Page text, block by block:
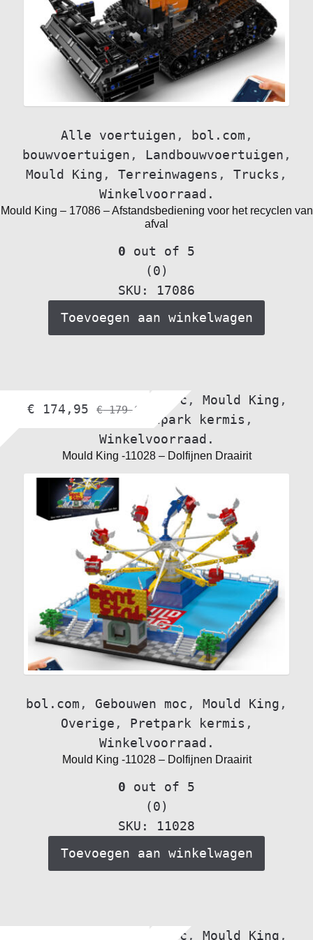
Alle voertuigen , bol.com ,
bouwvoertuigen , Landbouwvoertuigen ,
Mould King , Terreinwagens , Trucks ,
Winkelvoorraad.
Mould King – 17086 – Afstandsbediening voor het recyclen van
afval
0 out of 5
(0)
SKU: 17086
Toevoegen aan winkelwagen
Gebouwen moc , Mould King ,
Overige
Pretpark kermis ,
Winkelvoorraad.
Mould King -11028 – Dolfijnen Draairit
bol.com , Gebouwen moc , Mould King ,
Overige , Pretpark kermis ,
Winkelvoorraad.
Mould King -11028 – Dolfijnen Draairit
0 out of 5
(0)
SKU: 11028
€ 174,95 €179,95
Toevoegen aan winkelwagen
Gebouwen moc , Mould King ,